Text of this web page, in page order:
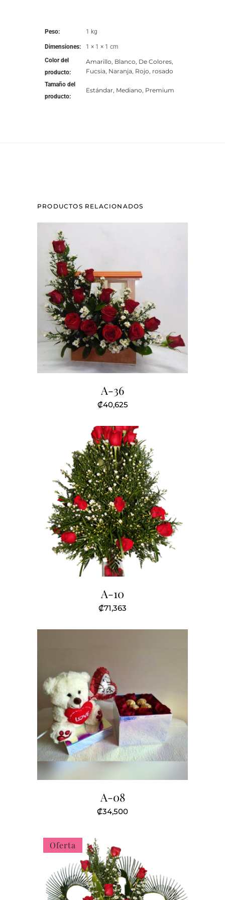
Peso 1 kg
Dimensiones
1 × 1 × 1 cm
Color del
producto
Amarillo, Blanco, De Colores,
Fucsia, Naranja, Rojo, rosado
Tamaño del
producto
Estándar, Mediano, Premium
PRODUCTOS RELACIONADOS
A-36
₡40,625
A-10
₡71,363
A-08
₡34,500
Oferta